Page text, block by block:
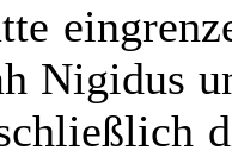
Nigidus